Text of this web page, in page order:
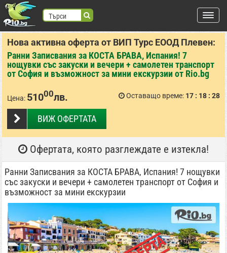
Търси
търся:
Регистрация
Вход
ВХОД С FACEBOOK ВХОД С GOOGLE
Места
Нова активна оферта от ВИП Турс ЕООД Плевен:
Ранни Записвания за КОСТА БРАВА, Испания! 7
нощувки със закуски и вечери + самолетен транспорт
от София и възможност за мини екскурзии от Rio.bg
Цена: 51000лв. Оставащо време: 17 18 27
ВИЖ ОФЕРТАТА
Офертата, която разглеждате е изтекла!
Ранни Записвания за КОСТА БРАВА, Испания! 7 нощувки
със закуски и вечери + самолетен транспорт от София и
възможност за мини екскурзии